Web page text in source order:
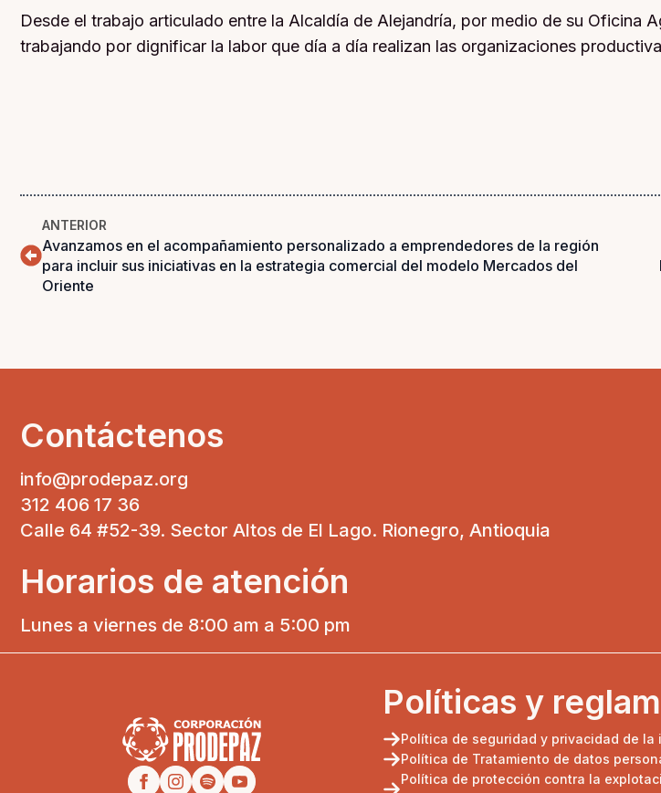
Desde el trabajo articulado entre la Alcaldía de Alejandría, por medio de su Oficina
trabajando por dignificar la labor que día a día realizan las organizaciones
ANTERIOR
Avanzamos en el acompañamiento personalizado a emprendedores de la región
para incluir sus iniciativas en la estrategia comercial del modelo Mercados del
Oriente
Contáctenos
info@prodepaz.org
312 406 17 36
Calle 64 #52-39. Sector Altos de El Lago. Rionegro, Antioquia
Horarios de atención
Lunes a viernes de 8:00 am a 5:00 pm
Políticas y
Política de seguridad y privacidad de la
Política de Tratamiento de datos
Política de protección contra la